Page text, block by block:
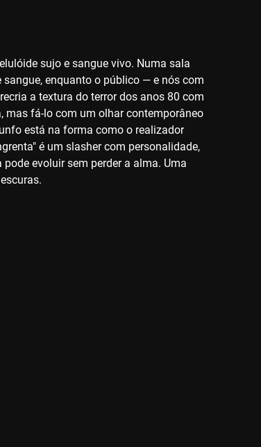
sujo e sangue vivo. Numa sala
enquanto o público — e nós com
a textura do terror dos anos 80 com
mas fá-lo com um olhar contemporâneo
está na forma como o realizador
é um slasher com personalidade,
evoluir sem perder a alma. Uma